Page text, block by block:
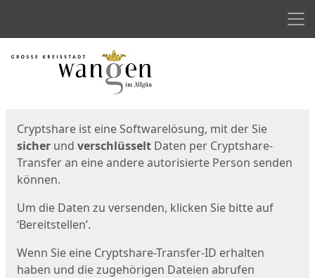
Start
Cryptshare ist eine Softwarelösung, mit der Sie
sicher und verschlüsselt Daten per Cryptshare-
Transfer an eine andere autorisierte Person senden
können.
Um die Daten zu versenden, klicken Sie bitte auf
‘Bereitstellen’.
Wenn Sie eine Cryptshare-Transfer-ID erhalten
haben und die zugehörigen Dateien abrufen